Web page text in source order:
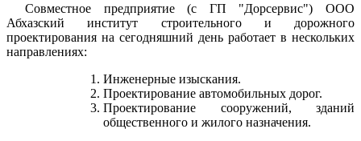
Совместное предприятие (с ГП "Дорсервис") ООО
Абхазский институт строительного и дорожного
проектирования на сегодняшний день работает в нескольких
направлениях:
Инженерные изыскания.
Проектирование автомобильных дорог.
Проектирование сооружений, зданий
общественного и жилого назначения.